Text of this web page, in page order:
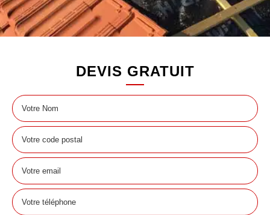
DEVIS GRATUIT